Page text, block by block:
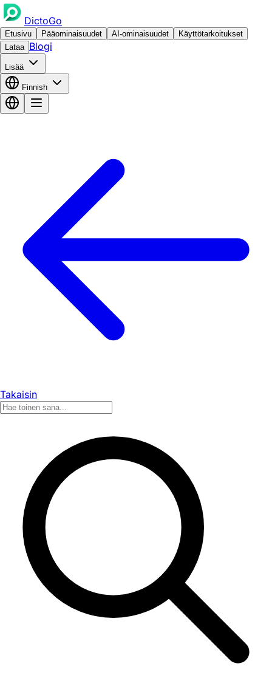
DictoGo
Etusivu Pääominaisuudet AI-ominaisuudet
Käyttötarkoitukset
Lataa Blogi
Lisää
Finnish
Takaisin